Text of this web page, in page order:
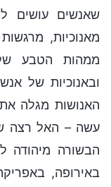
שאנשים עושים
מאנוכיות,
ממהות הטבע
ובאנוכיות של
האנושות מגלה
עשה – האל רצה
הבשורה מיהודה
באירופה,